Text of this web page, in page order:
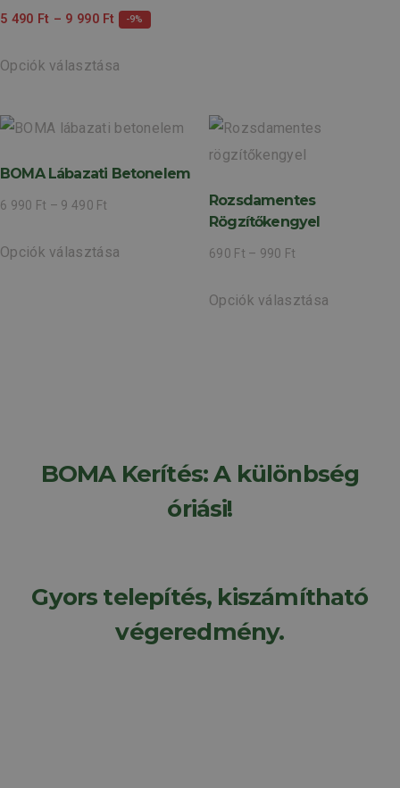
5 490 Ft – 9 990 Ft -9%
Opciók választása
BOMA Lábazati Betonelem
6 990 Ft – 9 490 Ft
Opciók választása
Rozsdamentes
Rögzítőkengyel
690 Ft – 990 Ft
Opciók választása
BOMA Kerítés: A különbség
óriási!
Gyors telepítés, kiszámítható
végeredmény.